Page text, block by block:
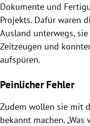
Dokumente und
Projekts. Dafür waren
Ausland unterwegs,
Zeitzeugen und
aufspüren.
Peinlicher Fehler
Zudem wollen sie mit
bekannt machen.